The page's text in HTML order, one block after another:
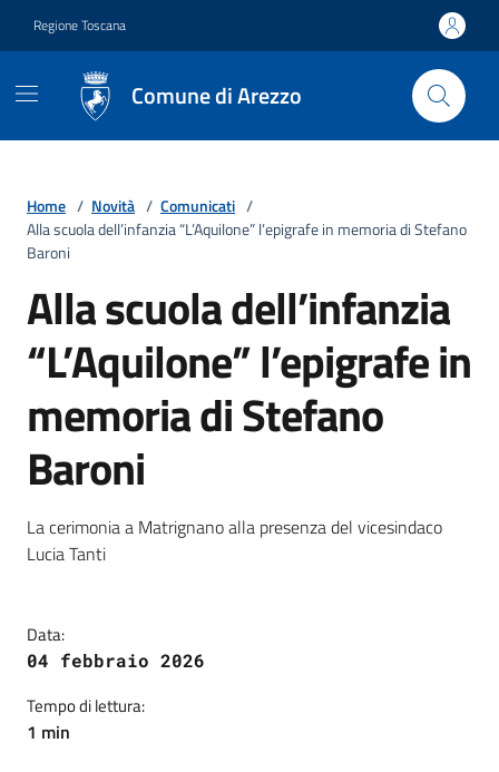
Regione Toscana
Comune di Arezzo
Home / Novità / Comunicati /
Alla scuola dell’infanzia “L’Aquilone” l’epigrafe in memoria di Stefano
Baroni
Alla scuola dell’infanzia
“L’Aquilone” l’epigrafe in
memoria di Stefano
Baroni
Dettagli della notizia
La cerimonia a Matrignano alla presenza del vicesindaco
Lucia Tanti
Data:
04 febbraio 2026
Tempo di lettura:
1 min